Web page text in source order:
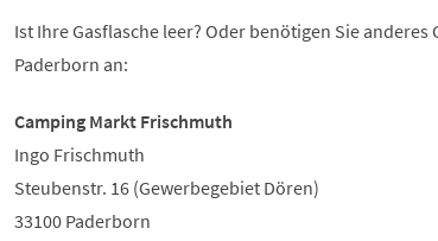
Ist Ihre Gasflasche leer? Oder benötigen Sie
Paderborn an:
Camping Markt Frischmuth
Ingo Frischmuth
Steubenstr. 16 (Gewerbegebiet Dören)
33100 Paderborn